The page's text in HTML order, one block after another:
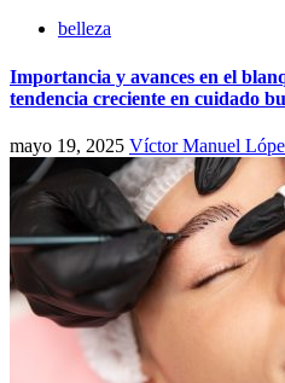
belleza
Importancia y avances en el
tendencia creciente en cuidado
mayo 19, 2025 Víctor Manuel